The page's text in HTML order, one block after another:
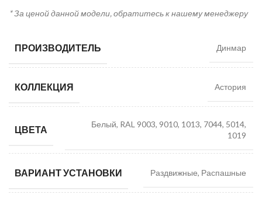
* За ценой данной модели, обратитесь к нашему менеджеру
ПРОИЗВОДИТЕЛЬ Динмар
КОЛЛЕКЦИЯ Астория
ЦВЕТА
Белый, RAL 9003, 9010, 1013, 7044, 5014,
1019
ВАРИАНТ УСТАНОВКИ Раздвижные, Распашные